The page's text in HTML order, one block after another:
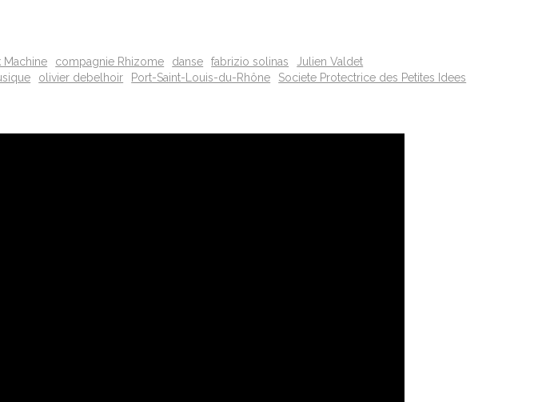
Machine compagnie Rhizome danse fabrizio solinas
Julien Valdet
olivier debelhoir Port-Saint-Louis-du-Rhône
Societe Protectrice des Petites Idees